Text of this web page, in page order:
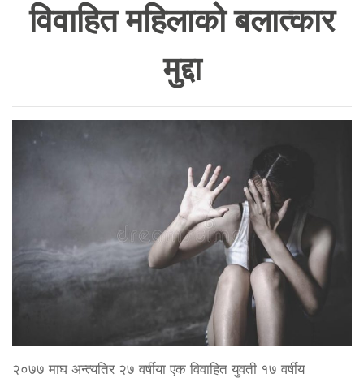
विवाहित महिलाको बलात्कार
मुद्दा
२०७७ माघ अन्त्यतिर २७ वर्षीया एक विवाहित युवती १७ वर्षीय